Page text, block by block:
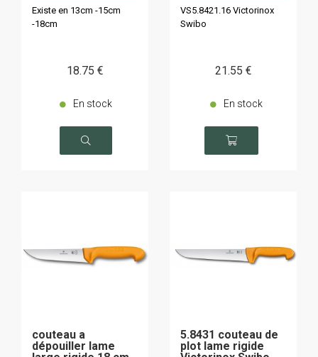
Existe en 13cm -15cm
-18cm
18.75 €
En stock
VS5.8421.16 Victorinox
Swibo
21.55 €
En stock
couteau a
dépouiller lame
5.8431 couteau de
plot lame rigide